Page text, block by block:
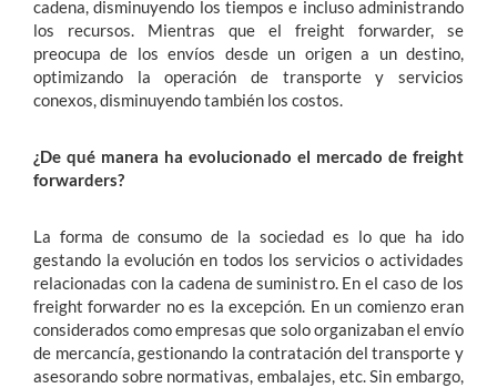
cadena, disminuyendo los tiempos e incluso administrando
los recursos. Mientras que el freight forwarder, se
preocupa de los envíos desde un origen a un destino,
optimizando la operación de transporte y servicios
conexos, disminuyendo también los costos.
¿De qué manera ha evolucionado el mercado de freight
forwarders?
La forma de consumo de la sociedad es lo que ha ido
gestando la evolución en todos los servicios o actividades
relacionadas con la cadena de suministro. En el caso de los
freight forwarder no es la excepción. En un comienzo eran
considerados como empresas que solo organizaban el envío
de mercancía, gestionando la contratación del transporte y
asesorando sobre normativas, embalajes, etc. Sin embargo,